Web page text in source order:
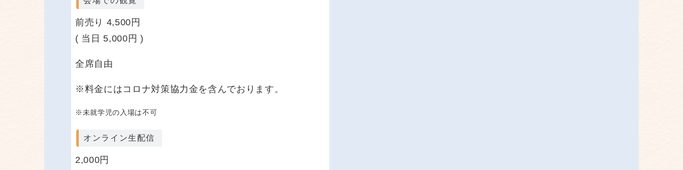
前売り 4,500円
( 当日 5,000円 )
全席自由
※料金にはコロナ対策協力金を含んでおります。
※未就学児の入場は不可
オンライン生配信
2,000円